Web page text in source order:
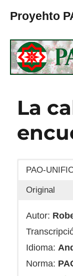
Proyehto
La
PAO-
Original
Autor:
Idioma:
Norma: